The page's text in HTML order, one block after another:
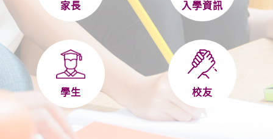
家長 入學資訊
學生 校友